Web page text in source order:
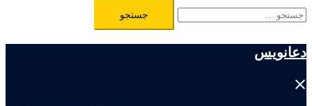
جستجو
برای:
دعانویس
Close